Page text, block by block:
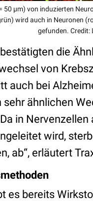
50 µm) von induzierten
wird auch in Neuronen
gefunden. Credit:
die
von
auch bei
ähnlichen
in
wird,
ab“, erläutert
es bereits